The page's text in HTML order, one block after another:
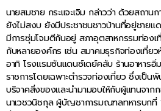
นายสมชาย กระแจะเจิม กล่าวว่า ด้วยสถา
ยังไม่สงบ ยังมีประชาชนชาวบ้านที่อยู่ชายแ
มีการซุ่มโจมตีกันอยู่ สภาอุตสาหกรรมท่องเ
กับหลายองค์กร เช่น สมาคมธุรกิจท่องเที่ยว
อาทิ โรงแรมซันแดนซ์เดย์คลับ ร้านอาหาร
ราชการโดยเฉพาะตำรวจท่องเที่ยว ซึ่งเป็น
บริจาคสิ่งของและนำมามอบให้กับผู้แทนจ
นาเวชวนิชกุล ผู้บัญชาการมณฑลทหารบกที่